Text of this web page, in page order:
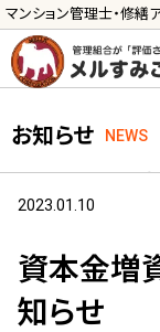
マンション管理士・修繕
お知らせ NEWS
2023.01.10
資本金増
知らせ
管理士の活
ご利用の流れ
サービス一覧